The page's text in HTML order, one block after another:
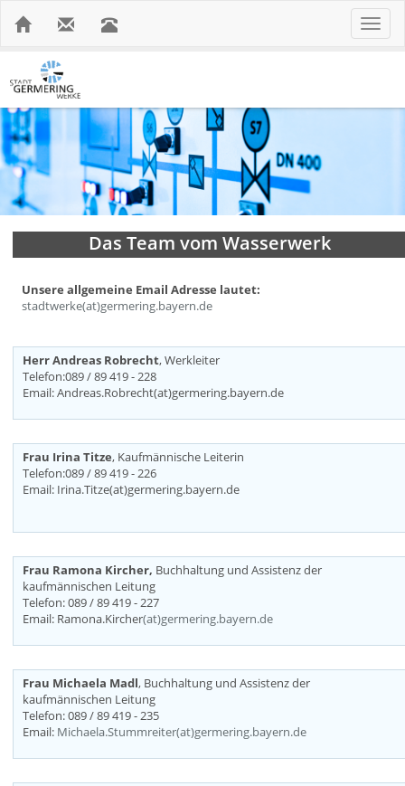
Toggle
Das Team vom Wasserwerk
Unsere allgemeine Email Adresse lautet:
stadtwerke(at)germering.bayern.de
Herr Andreas Robrecht, Werkleiter
Telefon:089 / 89 419 - 228
Email: Andreas.Robrecht(at)germering.bayern.de
Frau Irina Titze, Kaufmännische Leiterin
Telefon:089 / 89 419 - 226
Email: Irina.Titze(at)germering.bayern.de
Frau Ramona Kircher, Buchhaltung und Assistenz der
kaufmännischen Leitung
Telefon: 089 / 89 419 - 227
Email: Ramona.Kircher(at)germering.bayern.de
Frau Michaela Madl, Buchhaltung und Assistenz der
kaufmännischen Leitung
Telefon: 089 / 89 419 - 235
Email: Michaela.Stummreiter(at)germering.bayern.de